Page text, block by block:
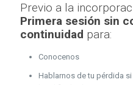
Previo a la
Primera sesión sin
continuidad para:
Conocenos
Hablarnos de tu pérdida